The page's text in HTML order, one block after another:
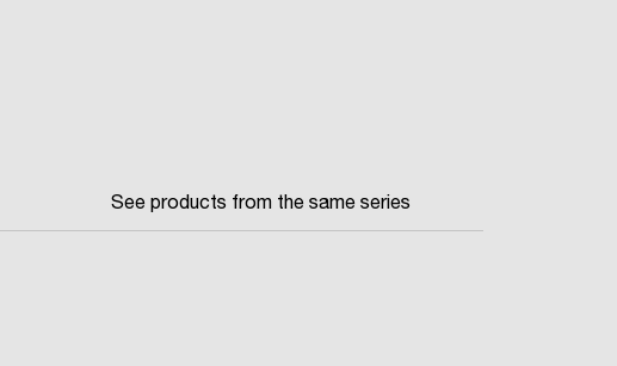
See products from the same series